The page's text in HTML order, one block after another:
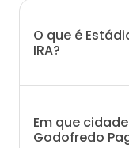
O que é
IRA?
Em que
Godofredo